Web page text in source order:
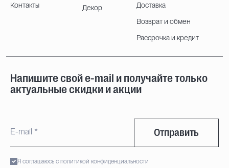
Контакты
Декор
Доставка
Возврат и обмен
Рассрочка и кредит
Напишите свой e-mail и получайте только
актуальные скидки и акции
Отправить
Я соглашаюсь с политикой конфиденциальности